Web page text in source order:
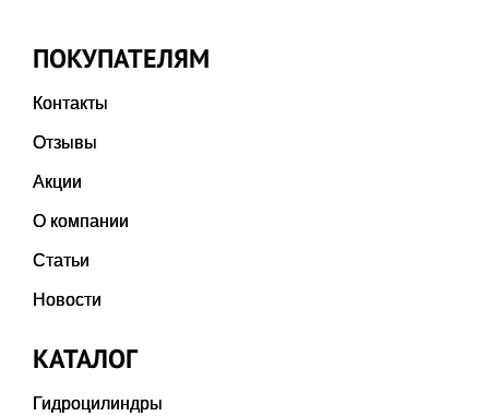
ПОКУПАТЕЛЯМ
Контакты
Отзывы
Акции
О компании
Статьи
Новости
КАТАЛОГ
Гидроцилиндры